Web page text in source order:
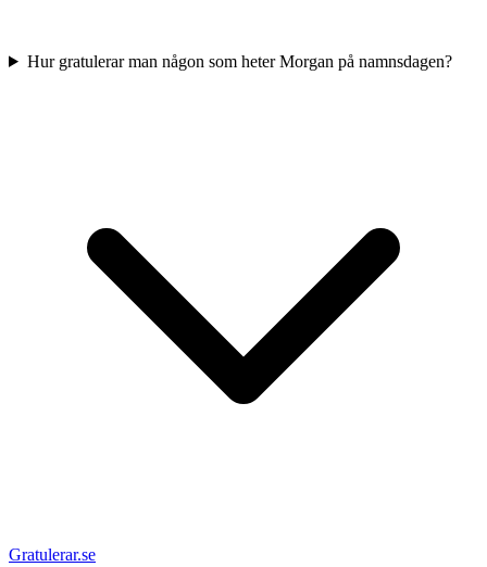
Hur gratulerar man någon som heter Morgan på namnsdagen?
Gratulerar.se